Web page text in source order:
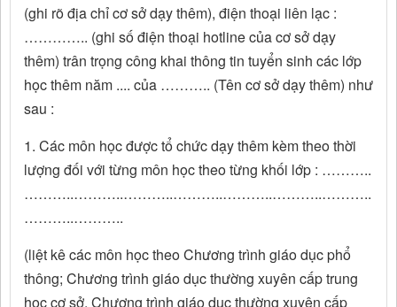
(ghi rõ địa chỉ cơ sở dạy thêm), điện thoại liên lạc :
………….. (ghi số điện thoại hotline của cơ sở dạy
thêm) trân trọng công khai thông tin tuyển sinh các lớp
học thêm năm .... của ……….. (Tên cơ sở dạy thêm) như
sau :
1. Các môn học được tổ chức dạy thêm kèm theo thời
lượng đối với từng môn học theo từng khối lớp : ………..
………..………..………..………..………..………..………..
………..………..
(liệt kê các môn học theo Chương trình giáo dục phổ
thông; Chương trình giáo dục thường xuyên cấp trung
học cơ sở, Chương trình giáo dục thường xuyên cấp